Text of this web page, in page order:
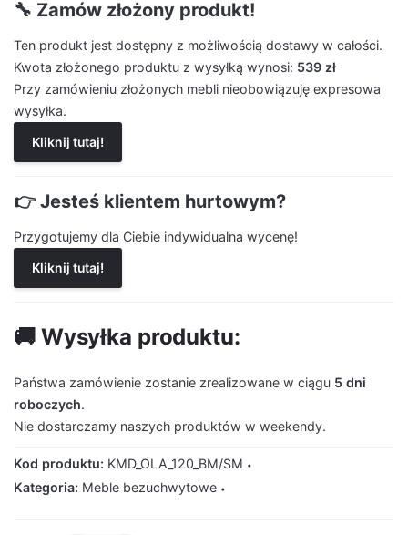
🔧 Zamów złożony produkt!
Ten produkt jest dostępny z możliwością dostawy w całości.
Kwota złożonego produktu z wysyłką wynosi: 539 zł
Przy zamówieniu złożonych mebli nieobowiązuję expresowa
wysyłka.
Kliknij tutaj!
👉 Jesteś klientem hurtowym?
Przygotujemy dla Ciebie indywidualna wycenę!
Kliknij tutaj!
🚚 Wysyłka produktu:
Państwa zamówienie zostanie zrealizowane w ciągu 5 dni
roboczych.
Nie dostarczamy naszych produktów w weekendy.
Kod produktu: KMD_OLA_120_BM/SM
Kategoria: Meble bezuchwytowe